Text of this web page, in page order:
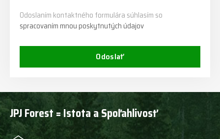
Odoslaním kontaktného formulára súhlasím so
spracovaním mnou poskytnutých údajov
Odoslať
JPJ Forest = Istota a Spoľahlivosť